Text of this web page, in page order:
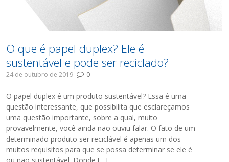
O que é papel duplex? Ele é
sustentável e pode ser reciclado?
24 de outubro de 2019 0
O papel duplex é um produto sustentável? Essa é uma
questão interessante, que possibilita que esclareçamos
uma questão importante, sobre a qual, muito
provavelmente, você ainda não ouviu falar. O fato de um
determinado produto ser reciclável é apenas um dos
muitos requisitos para que se possa determinar se ele é